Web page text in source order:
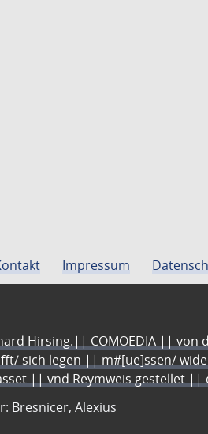
Impressum
Hirsing.|| COMOEDIA ||
sich legen || m#[ue]ssen/
|| vnd Reymweis gestellet
Bresnicer, Alexius